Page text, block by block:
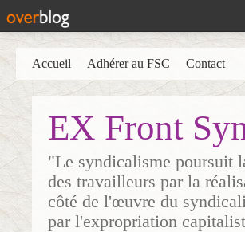
EX Front
"Le syndicalisme poursuit
des travailleurs par la
côté de l'œuvre du
par l'expropriation
Accueil Adhérer au FSC Contact